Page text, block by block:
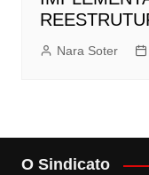
Nara Soter
O Sindicato